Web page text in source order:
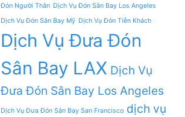
Đón Người Thân Dịch Vụ Đón Sân Bay Los Angeles
Dịch Vụ Đón Sân Bay Mỹ Dịch Vụ Đón Tiễn Khách
Dịch Vụ Đưa Đón
Sân Bay LAX Dịch Vụ
Đưa Đón Sân Bay Los Angeles
Dịch Vụ Đưa Đón Sân Bay San Francisco dịch vụ